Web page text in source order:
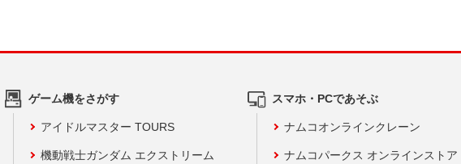
ゲーム機をさがす
アイドルマスター TOURS
機動戦士ガンダム エクストリーム
スマホ・PCであそぶ
ナムコオンラインクレーン
ナムコパークス オンラインストア